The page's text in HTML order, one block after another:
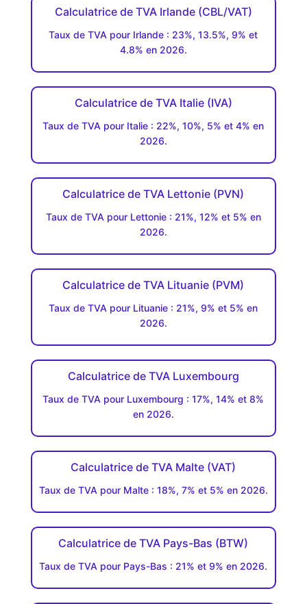
Calculatrice de TVA Irlande (CBL/VAT)
Taux de TVA pour Irlande : 23%, 13.5%, 9% et
4.8% en 2026.
Calculatrice de TVA Italie (IVA)
Taux de TVA pour Italie : 22%, 10%, 5% et 4% en
2026.
Calculatrice de TVA Lettonie (PVN)
Taux de TVA pour Lettonie : 21%, 12% et 5% en
2026.
Calculatrice de TVA Lituanie (PVM)
Taux de TVA pour Lituanie : 21%, 9% et 5% en
2026.
Calculatrice de TVA Luxembourg
Taux de TVA pour Luxembourg : 17%, 14% et 8%
en 2026.
Calculatrice de TVA Malte (VAT)
Taux de TVA pour Malte : 18%, 7% et 5% en 2026.
Calculatrice de TVA Pays-Bas (BTW)
Taux de TVA pour Pays-Bas : 21% et 9% en 2026.